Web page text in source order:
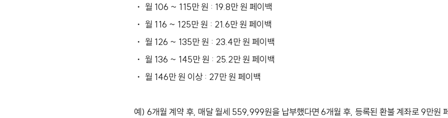
・ 월 106 ~ 115만 원 : 19.8만 원 페이백
・ 월 116 ~ 125만 원 : 21.6만 원 페이백
・ 월 126 ~ 135만 원 : 23.4만 원 페이백
・ 월 136 ~ 145만 원 : 25.2만 원 페이백
・ 월 146만 원 이상 : 27만 원 페이백
예) 6개월 계약 후, 매달 월세 559,999원을 납부했다면 6개월 후, 등록된 환불 계좌로 9만원